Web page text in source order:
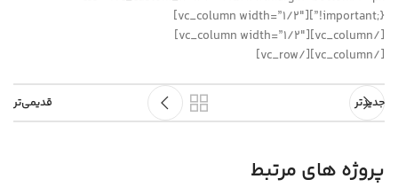
!important;}”][vc_column width=”1/2″]
[/vc_column][vc_column width=”1/2″]
[/vc_column][/vc_row]
جدیدتر قدیمی‌تر
پروژه های مرتبط